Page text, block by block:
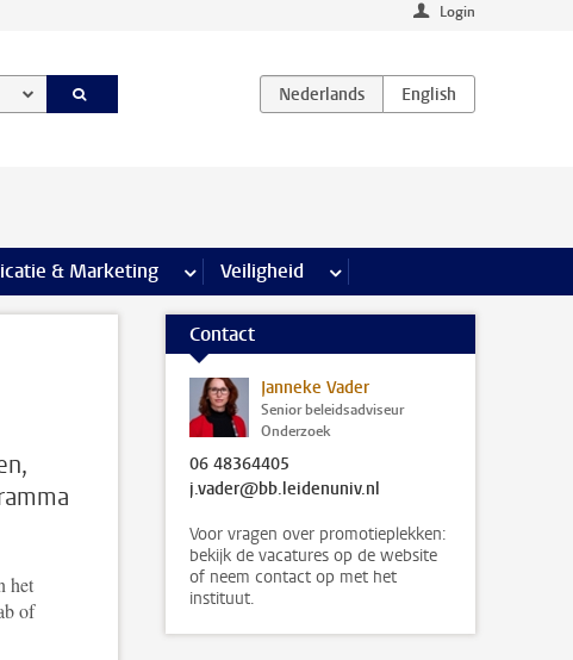
Login
pagina’s
& Marketing meer Communicatie & Marketing pagina’s
Veiligheid meer Veiligheid pagina’s
het
of
Contact
Janneke Vader
Senior beleidsadviseur
Onderzoek
06 48364405
j.vader@bb.leidenuniv.nl
Voor vragen over promotieplekken:
bekijk de vacatures op de website
of neem contact op met het
instituut.